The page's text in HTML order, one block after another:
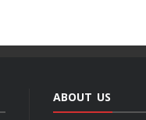
ABOUT US